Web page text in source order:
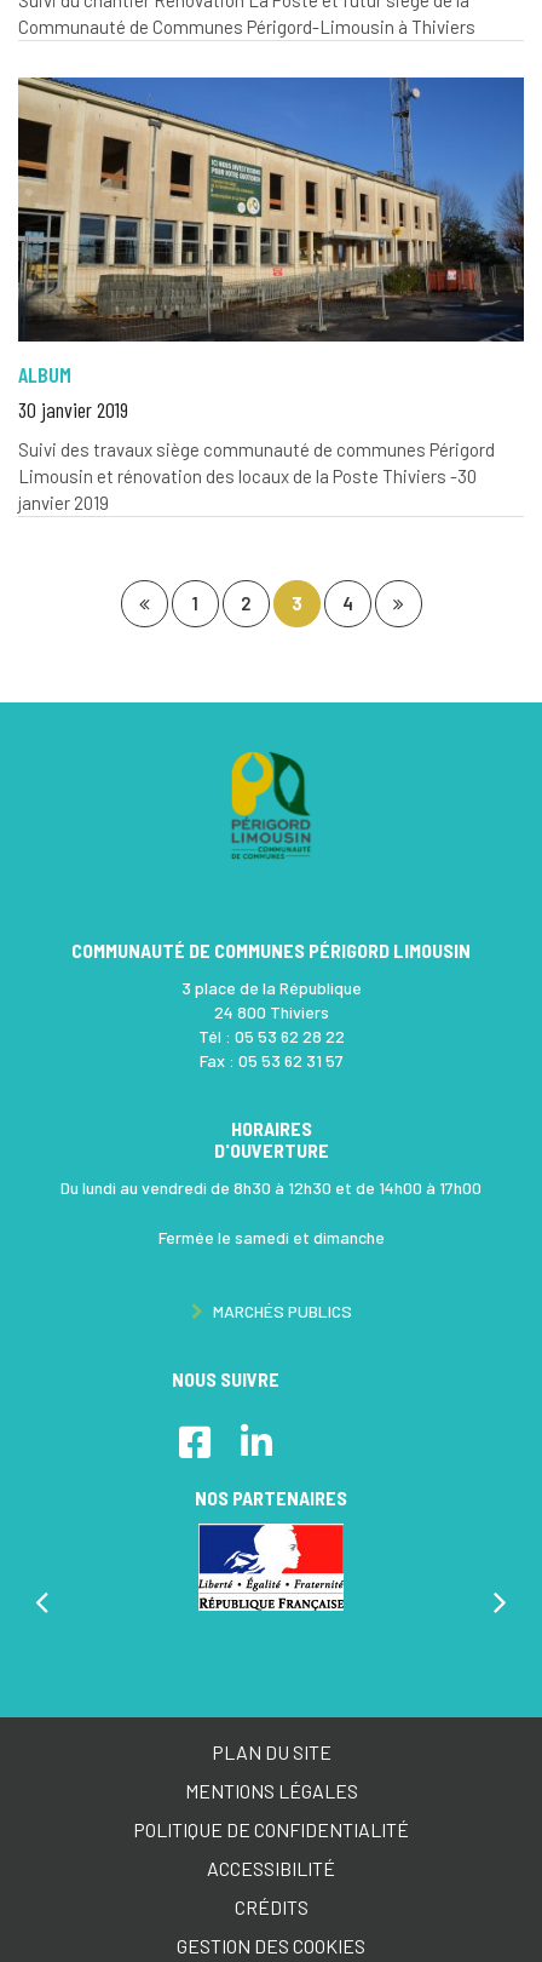
Communauté de Communes Périgord-Limousin à Thiviers
ALBUM
30 janvier 2019
Suivi des travaux siège communauté de communes Périgord
Limousin et rénovation des locaux de la Poste Thiviers -30
janvier 2019
Page précédente
1 2 3 4 Page suivante
COMMUNAUTÉ DE COMMUNES PÉRIGORD LIMOUSIN
3 place de la République
24 800 Thiviers
Tél : 05 53 62 28 22
Fax : 05 53 62 31 57
HORAIRES
D'OUVERTURE
Du lundi au vendredi de 8h30 à 12h30 et de 14h00 à 17h00
Fermée le samedi et dimanche
COMMUNAUTÉ DE COMMUNES PÉRIGORD-LIMOUSIN, VILLES
MARCHÉS PUBLICS
NOUS SUIVRE
Lien vers le compte Facebook
NOS PARTENAIRES
PLAN DU SITE
MENTIONS LÉGALES
POLITIQUE DE CONFIDENTIALITÉ
ACCESSIBILITÉ
CRÉDITS
GESTION DES COOKIES